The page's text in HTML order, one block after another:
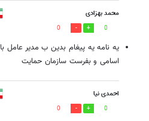
محمد بهزادی
0
0
یه نامه یه پیغام بدین ب مدیر عامل
اسامی و بفرست سازمان حمایت
احمدی نیا
0
0